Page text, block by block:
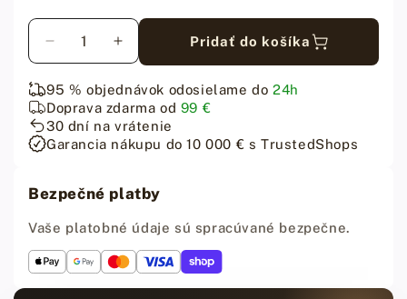
Množstvo
Znížiť
množstvo
pre
Prírodná
čierna
koža
4,5
mm
Zvýšiť
množstvo
pre
Prírodná
čierna
koža
4,5
mm
Pridať do košíka
95 % objednávok odosielame do24h
Doprava zdarma od 99 €
30 dní na vrátenie
Garancia nákupu do 10 000 € s TrustedShops
Bezpečné platby
Vaše platobné údaje sú spracúvané bezpečne.